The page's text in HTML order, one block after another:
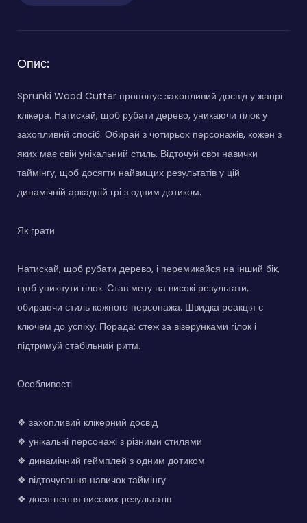
Опис:
Sprunki Wood Cutter пропонує захопливий досвід у жанрі
клікера. Натискай, щоб рубати дерево, уникаючи гілок у
захопливий спосіб. Обирай з чотирьох персонажів, кожен з
яких має свій унікальний стиль. Відточуй свої навички
таймінгу, щоб досягти найвищих результатів у цій
динамічній аркадній грі з одним дотиком.
Як грати
Натискай, щоб рубати дерево, і перемикайся на інший бік,
щоб уникнути гілок. Став мету на високі результати,
обираючи стиль кожного персонажа. Швидка реакція є
ключем до успіху. Порада: стеж за візерунками гілок і
підтримуй стабільний ритм.
Особливості
❖ захопливий клікерний досвід
❖ унікальні персонажі з різними стилями
❖ динамічний геймплей з одним дотиком
❖ відточування навичок таймінгу
❖ досягнення високих результатів